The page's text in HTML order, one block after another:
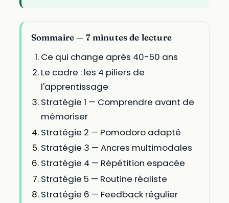
Sommaire — 7 minutes de lecture
Ce qui change après 40-50 ans
Le cadre : les 4 piliers de
l'apprentissage
Stratégie 1 — Comprendre avant de
mémoriser
Stratégie 2 — Pomodoro adapté
Stratégie 3 — Ancres multimodales
Stratégie 4 — Répétition espacée
Stratégie 5 — Routine réaliste
Stratégie 6 — Feedback régulier